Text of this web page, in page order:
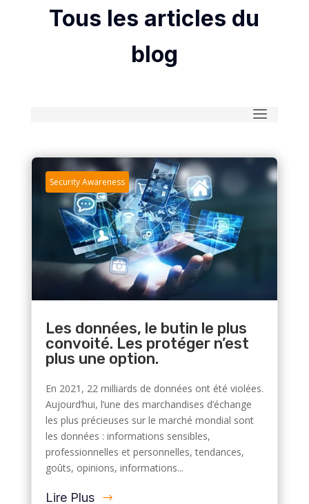
Tous les articles du
blog
Security Awareness
Les données, le butin le plus
convoité. Les protéger n’est
plus une option.
En 2021, 22 milliards de données ont été violées.
Aujourd’hui, l’une des marchandises d’échange
les plus précieuses sur le marché mondial sont
les données : informations sensibles,
professionnelles et personnelles, tendances,
goûts, opinions, informations...
Lire Plus